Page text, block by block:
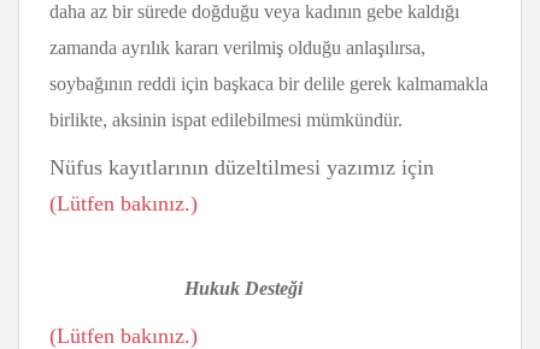
daha az bir sürede doğduğu veya kadının gebe kaldığı
zamanda ayrılık kararı verilmiş olduğu anlaşılırsa,
soybağının reddi için başkaca bir delile gerek kalmamakla
birlikte, aksinin ispat edilebilmesi mümkündür.
Nüfus kayıtlarının düzeltilmesi yazımız için
(Lütfen bakınız.)
Hukuk Desteği
(Lütfen bakınız.)